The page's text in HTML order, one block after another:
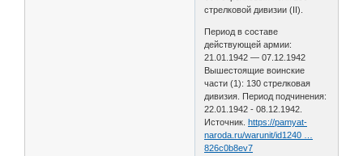
стрелковой дивизии (II).
Период в составе
действующей армии:
21.01.1942 — 07.12.1942
Вышестоящие воинские
части (1): 130 стрелковая
дивизия. Период подчинения:
22.01.1942 - 08.12.1942.
Источник.https://pamyat-
naroda.ru/warunit/id1240 …
826c0b8ev7